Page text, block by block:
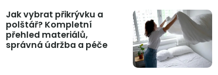
Jak vybrat přikrývku a
polštář? Kompletní
přehled materiálů,
správná údržba a péče